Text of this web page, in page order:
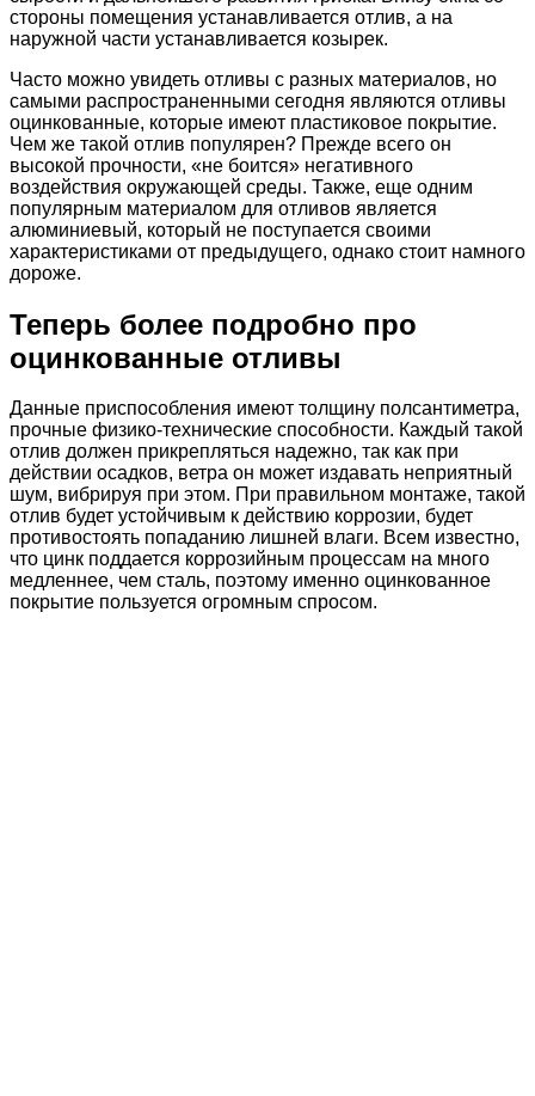
стороны помещения устанавливается отлив, а на
наружной части устанавливается козырек.
Часто можно увидеть отливы с разных материалов, но
самыми распространенными сегодня являются отливы
оцинкованные, которые имеют пластиковое покрытие.
Чем же такой отлив популярен? Прежде всего он
высокой прочности, «не боится» негативного
воздействия окружающей среды. Также, еще одним
популярным материалом для отливов является
алюминиевый, который не поступается своими
характеристиками от предыдущего, однако стоит намного
дороже.
Теперь более подробно про
оцинкованные отливы
Данные приспособления имеют толщину полсантиметра,
прочные физико-технические способности. Каждый такой
отлив должен прикрепляться надежно, так как при
действии осадков, ветра он может издавать неприятный
шум, вибрируя при этом. При правильном монтаже, такой
отлив будет устойчивым к действию коррозии, будет
противостоять попаданию лишней влаги. Всем известно,
что цинк поддается коррозийным процессам на много
медленнее, чем сталь, поэтому именно оцинкованное
покрытие пользуется огромным спросом.